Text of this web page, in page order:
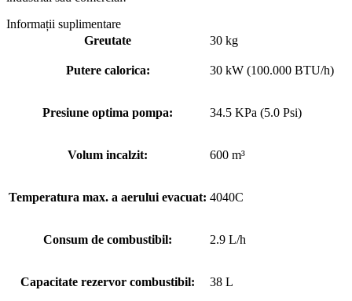
Informații suplimentare
Greutate
30 kg
Putere calorica: 30 kW (100.000 BTU/h)
Presiune optima pompa: 34.5 KPa (5.0 Psi)
Volum incalzit: 600 m³
Temperatura max. a aerului evacuat: 4040C
Consum de combustibil: 2.9 L/h
Capacitate rezervor combustibil: 38 L